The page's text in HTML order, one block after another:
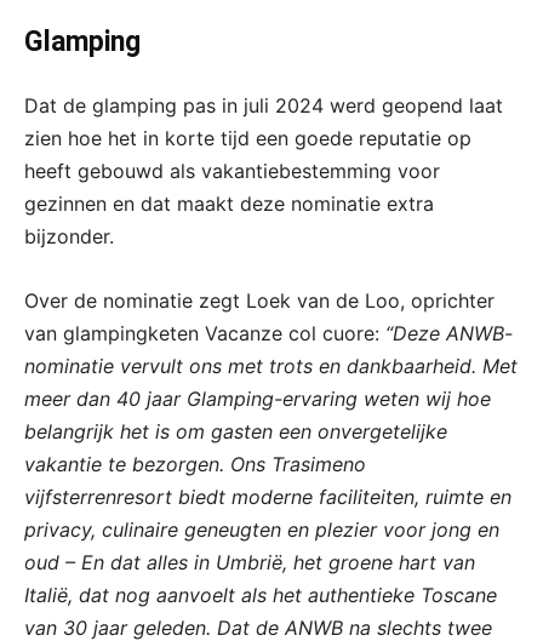
Glamping
Dat de glamping pas in juli 2024 werd geopend laat
zien hoe het in korte tijd een goede reputatie op
heeft gebouwd als vakantiebestemming voor
gezinnen en dat maakt deze nominatie extra
bijzonder.
Over de nominatie zegt Loek van de Loo, oprichter
van glampingketen Vacanze col cuore: “Deze ANWB-
nominatie vervult ons met trots en dankbaarheid. Met
meer dan 40 jaar Glamping-ervaring weten wij hoe
belangrijk het is om gasten een onvergetelijke
vakantie te bezorgen. Ons Trasimeno
vijfsterrenresort biedt moderne faciliteiten, ruimte en
privacy, culinaire geneugten en plezier voor jong en
oud – En dat alles in Umbrië, het groene hart van
Italië, dat nog aanvoelt als het authentieke Toscane
van 30 jaar geleden. Dat de ANWB na slechts twee